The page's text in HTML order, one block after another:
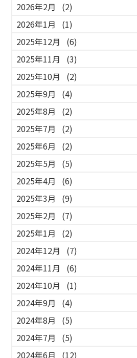
2026年2月
(2)
2026年1月
(1)
2025年12月
(6)
2025年11月
(3)
2025年10月
(2)
2025年9月
(4)
2025年8月
(2)
2025年7月
(2)
2025年6月
(2)
2025年5月
(5)
2025年4月
(6)
2025年3月
(9)
2025年2月
(7)
2025年1月
(2)
2024年12月
(7)
2024年11月
(6)
2024年10月
(1)
2024年9月
(4)
2024年8月
(5)
2024年7月
(5)
2024年6月
(12)